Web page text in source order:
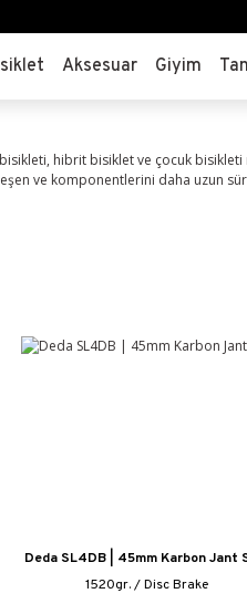
Aksesuar Giyim
hibrit bisiklet ve çocuk
ve komponentlerini daha uzun
Deda SL4DB | 45mm Karbon Jant
1520gr. / Disc Brake